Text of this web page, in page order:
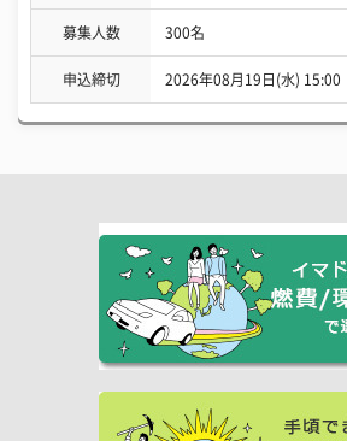
募集人数 300名
申込締切 2026年08月19日(水) 15:00